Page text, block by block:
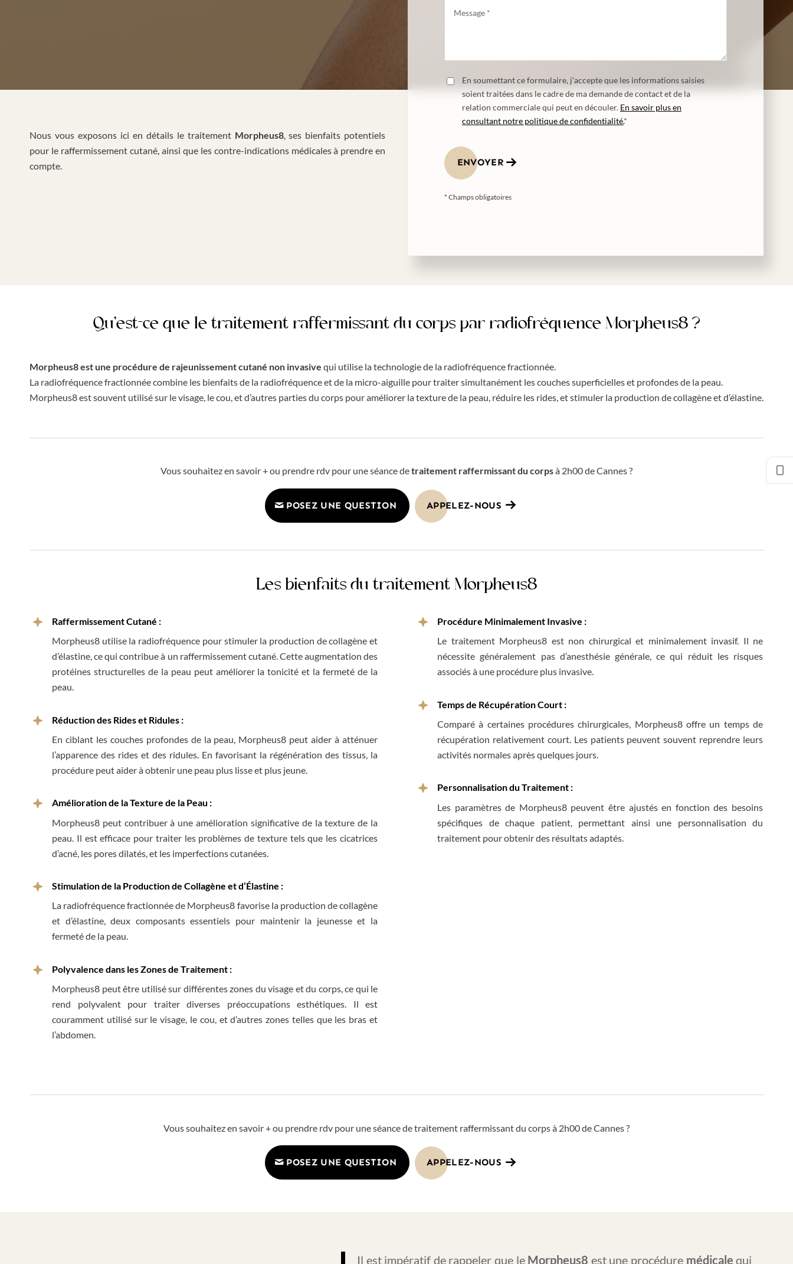
Nous vous exposons ici en détails le traitement Morpheus8, ses bienfaits potentiels
pour le raffermissement cutané, ainsi que les contre-indications médicales à prendre en
compte.
En soumettant ce formulaire, j'accepte que les informations saisies
soient traitées dans le cadre de ma demande de contact et de la
relation commerciale qui peut en découler. En savoir plus en
consultant notre politique de confidentialité.*
ENVOYER
* Champs obligatoires
Qu’est-ce que le traitement raffermissant du corps par radiofréquence Morpheus8 ?
Morpheus8 est une procédure de rajeunissement cutané non invasive qui utilise la technologie de la radiofréquence fractionnée.
La radiofréquence fractionnée combine les bienfaits de la radiofréquence et de la micro-aiguille pour traiter simultanément les couches superficielles et profondes de la peau.
Morpheus8 est souvent utilisé sur le visage, le cou, et d’autres parties du corps pour améliorer la texture de la peau, réduire les rides, et stimuler la production de collagène et d’élastine.
Vous souhaitez en savoir + ou prendre rdv pour une séance detraitement raffermissant du corpsà 2h00 de Cannes ?
POSEZ UNE QUESTION APPELEZ-NOUS
Les bienfaits du traitement Morpheus8
Raffermissement Cutané :
Morpheus8 utilise la radiofréquence pour stimuler la production de collagène et
d’élastine, ce qui contribue à un raffermissement cutané. Cette augmentation des
protéines structurelles de la peau peut améliorer la tonicité et la fermeté de la
peau.
Réduction des Rides et Ridules :
En ciblant les couches profondes de la peau, Morpheus8 peut aider à atténuer
l’apparence des rides et des ridules. En favorisant la régénération des tissus, la
procédure peut aider à obtenir une peau plus lisse et plus jeune.
Amélioration de la Texture de la Peau :
Morpheus8 peut contribuer à une amélioration significative de la texture de la
peau. Il est efficace pour traiter les problèmes de texture tels que les cicatrices
d’acné, les pores dilatés, et les imperfections cutanées.
Stimulation de la Production de Collagène et d’Élastine :
La radiofréquence fractionnée de Morpheus8 favorise la production de collagène
et d’élastine, deux composants essentiels pour maintenir la jeunesse et la
fermeté de la peau.
Polyvalence dans les Zones de Traitement :
Morpheus8 peut être utilisé sur différentes zones du visage et du corps, ce qui le
rend polyvalent pour traiter diverses préoccupations esthétiques. Il est
couramment utilisé sur le visage, le cou, et d’autres zones telles que les bras et
l’abdomen.
Procédure Minimalement Invasive :
Le traitement Morpheus8 est non chirurgical et minimalement invasif. Il ne
nécessite généralement pas d’anesthésie générale, ce qui réduit les risques
associés à une procédure plus invasive.
Temps de Récupération Court :
Comparé à certaines procédures chirurgicales, Morpheus8 offre un temps de
récupération relativement court. Les patients peuvent souvent reprendre leurs
activités normales après quelques jours.
Personnalisation du Traitement :
Les paramètres de Morpheus8 peuvent être ajustés en fonction des besoins
spécifiques de chaque patient, permettant ainsi une personnalisation du
traitement pour obtenir des résultats adaptés.
Vous souhaitez en savoir + ou prendre rdv pour une séance de traitement raffermissant du corps à 2h00 de Cannes ?
POSEZ UNE QUESTION APPELEZ-NOUS
Il est impératif de rappeler que le Morpheus8 est une procédure médicale qui